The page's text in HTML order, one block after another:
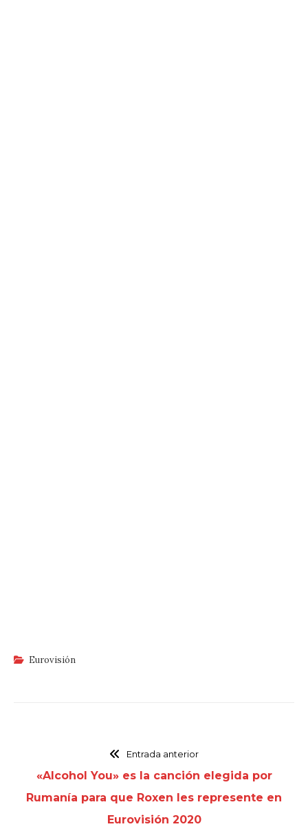
Eurovisión
Entrada anterior
«Alcohol You» es la canción elegida por
Rumanía para que Roxen les represente en
Eurovisión 2020